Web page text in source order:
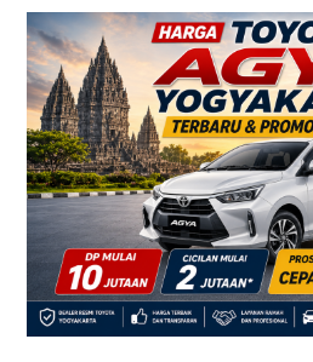
TERBARU!
Harga
Agya
Yogyakarta
–
Promo
DP
Ringan
Cicilan